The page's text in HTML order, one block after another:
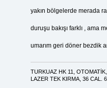
yakın bölgelerde merada
duruşu bakışı farklı , ama
umarım geri döner bezdik
TURKUAZ HK 11,
LAZER TEK KIRMA, 36 CAL.